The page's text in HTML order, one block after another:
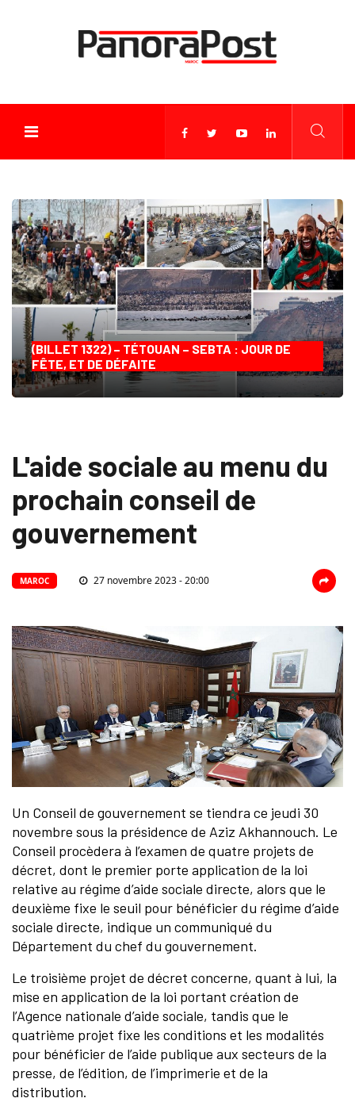
(BILLET 1322) – TÉTOUAN – SEBTA : JOUR DE
FÊTE, ET DE DÉFAITE
L'aide sociale au menu du
prochain conseil de
gouvernement
MAROC 27 novembre 2023 - 20:00
Un Conseil de gouvernement se tiendra ce jeudi 30
novembre sous la présidence de Aziz Akhannouch. Le
Conseil procèdera à l’examen de quatre projets de
décret, dont le premier porte application de la loi
relative au régime d’aide sociale directe, alors que le
deuxième fixe le seuil pour bénéficier du régime d’aide
sociale directe, indique un communiqué du
Département du chef du gouvernement.
Le troisième projet de décret concerne, quant à lui, la
mise en application de la loi portant création de
l’Agence nationale d’aide sociale, tandis que le
quatrième projet fixe les conditions et les modalités
pour bénéficier de l’aide publique aux secteurs de la
presse, de l’édition, de l’imprimerie et de la
distribution.